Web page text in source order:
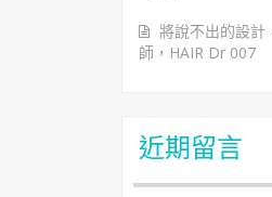
將說不出的設計
師，HAIR Dr 007
近期留言